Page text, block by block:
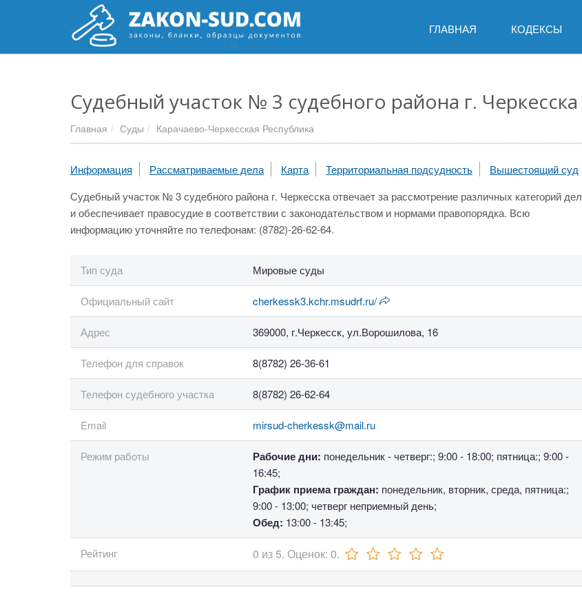
ГЛАВНАЯ КОДЕКСЫ
Судебный участок № 3 судебного района г. Черкесска
Главная Суды Карачаево-Черкесская Республика
Информация Рассматриваемые дела Карта Территориальная подсудность Вышестоящий суд
Судебный участок № 3 судебного района г. Черкесска отвечает за рассмотрение различных категорий дел
и обеспечивает правосудие в соответствии с законодательством и нормами правопорядка. Всю
информацию уточняйте по телефонам: (8782)-26-62-64.
Тип суда Мировые суды
Официальный сайт cherkessk3.kchr.msudrf.ru/
Адрес 369000, г.Черкесск, ул.Ворошилова, 16
Телефон для справок 8(8782) 26-36-61
Телефон судебного участка 8(8782) 26-62-64
Email mirsud-cherkessk@mail.ru
Режим работы Рабочие дни: понедельник - четверг:; 9:00 - 18:00; пятница:; 9:00 -
16:45;
График приема граждан: понедельник, вторник, среда, пятница:;
9:00 - 13:00; четверг неприемный день;
Обед: 13:00 - 13:45;
Рейтинг 0 из5. Оценок: 0.